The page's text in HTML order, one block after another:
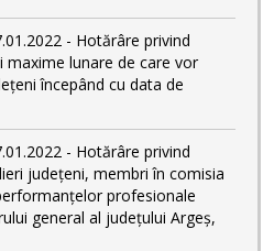
- Hotărâre privind
maxime lunare de care vor
începând cu data de
- Hotărâre privind
județeni, membri în comisia
profesionale
general al județului Argeș,